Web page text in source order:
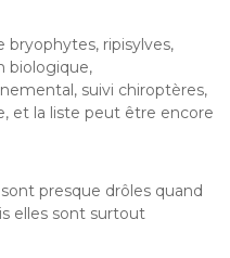
ripisylves,
biologique,
suivi chiroptères,
et la liste peut être encore
presque drôles quand
elles sont surtout